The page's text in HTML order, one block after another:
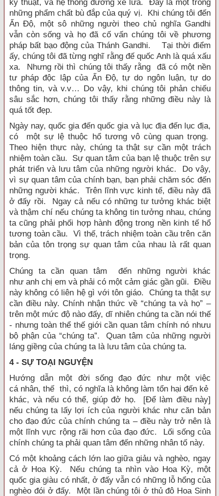
kỷ thuật, và hệ thống đường xe lửa. Đấy là một trong
những phẩm chất bù đắp của quý vị. Khi chúng tôi đến
Ấn Độ, một sô những người theo chủ nghĩa Gandhi
vẫn còn sống và họ đã cố vấn chúng tôi về phương
pháp bất bạo động của Thánh Gandhi. Tại thời điểm
ấy, chúng tôi đã từng nghĩ rằng đế quốc Anh là quá xấu
xa. Nhưng rồi thì chúng tôi thấy rằng đã có một nền
tư pháp độc lập của Ấn Độ, tự do ngôn luận, tự do
thông tin, và v.v… Do vậy, khi chúng tôi phản chiếu
sâu sắc hơn, chúng tôi thấy rằng những điều này là
quá tốt đẹp.
Ngày nay, quốc gia đến quốc gia và lục địa đến lục địa,
có một sự lệ thuộc hổ tương vô cùng quan trọng.
Theo hiện thực này, chúng ta thật sự cần một trách
nhiệm toàn cầu. Sự quan tâm của bạn lệ thuộc trên sự
phát triển và lưu tâm của những người khác. Do vậy,
vì sự quan tâm của chính bạn, bạn phải chăm sóc đến
những người khác. Trên lĩnh vực kinh tế, điều này đã
ở đấy rồi. Ngay cả nếu có những tư tưởng khác biệt
và thậm chí nếu chúng ta không tin tưởng nhau, chúng
ta cũng phải phối hợp hành động trong nền kinh tế hổ
tương toàn cầu. Vì thế, trách nhiệm toàn cầu trên căn
bản của tôn trọng sự quan tâm của nhau là rất quan
trọng.
Chúng ta cần quan tâm đến những người khác
như anh chị em và phải có một cảm giác gần gũi. Điều
này không có liên hệ gì với tôn giáo. Chúng ta thật sự
cần điều này. Chính nhận thức về “chúng ta và họ” –
trên một mức độ nào đấy, dĩ nhiên chúng ta cần nói thế
- nhưng toàn thể thế giới cần quan tâm chính nó nhưu
bộ phận của “chúng ta”. Quan tâm của những người
láng giềng của chúng ta là lưu tâm của chúng ta.
4 - SỰ TOẠI NGUYỆN
Hướng dẫn một đời sống đạo đức như một việc
cá nhân, thế thì, có nghĩa là không làm tổn hại đến kẻ
khác, và nếu có thể, giúp đở họ. [Để làm điều này]
nếu chúng ta lấy lợi ích của người khác như căn bản
cho đạo đức của chính chúng ta – điều này trở nên là
một lĩnh vực rộng rãi hơn của đạo đức. Lối sống của
chính chúng ta phải quan tâm đến những nhân tố này.
Có một khoảng cách lớn lao giữa giảu và nghèo, ngay
cả ở Hoa Kỳ. Nếu chúng ta nhìn vào Hoa Kỳ, một
quốc gia giàu có nhất, ở đấy vẫn có những lỗ hổng của
nghèo đói ở đấy. Một lần chúng tôi ở thủ đô Hoa Sinh